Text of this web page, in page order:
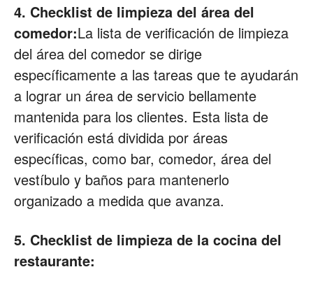
4. Checklist de limpieza del área del
comedor:La lista de verificación de limpieza
del área del comedor se dirige
específicamente a las tareas que te ayudarán
a lograr un área de servicio bellamente
mantenida para los clientes. Esta lista de
verificación está dividida por áreas
específicas, como bar, comedor, área del
vestíbulo y baños para mantenerlo
organizado a medida que avanza.
5. Checklist de limpieza de la cocina del
restaurante: